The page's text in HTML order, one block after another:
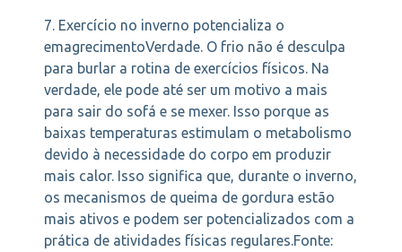
7. Exercício no inverno potencializa o
emagrecimentoVerdade. O frio não é desculpa
para burlar a rotina de exercícios físicos. Na
verdade, ele pode até ser um motivo a mais
para sair do sofá e se mexer. Isso porque as
baixas temperaturas estimulam o metabolismo
devido à necessidade do corpo em produzir
mais calor. Isso significa que, durante o inverno,
os mecanismos de queima de gordura estão
mais ativos e podem ser potencializados com a
prática de atividades físicas regulares.Fonte: